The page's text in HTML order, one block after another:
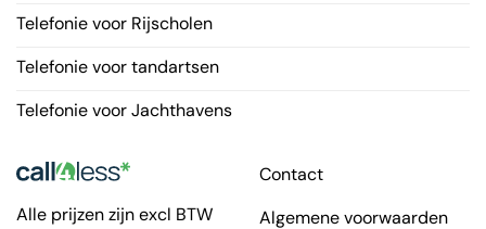
Telefonie voor Rijscholen
Telefonie voor tandartsen
Telefonie voor Jachthavens
Alle prijzen zijn excl BTW
Contact
Algemene voorwaarden